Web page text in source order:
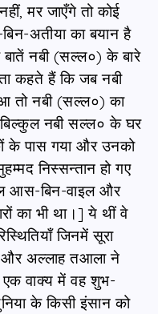
मर जाएँगे तो कोई
अतीया का बयान है
बातें नबी (सल्ल०) के बारे
कहते हैं कि जब नबी
तो नबी (सल्ल०) का
नबी सल्ल० के घर
के पास गया और उनको
निस्सन्तान हो गए
आस-बिन-वाइल और
का भी था।] ये थीं वे
जिनमें सूरा
और अल्लाह तआला ने
वाक्य में वह शुभ-
के किसी इंसान को